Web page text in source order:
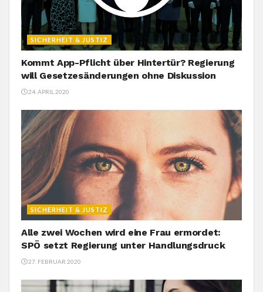
SICHERHEIT & JUSTIZ
Kommt App-Pflicht über Hintertür? Regierung
will Gesetzesänderungen ohne Diskussion
24. APRIL 2020
SICHERHEIT & JUSTIZ
Alle zwei Wochen wird eine Frau ermordet:
SPÖ setzt Regierung unter Handlungsdruck
27. FEBRUAR 2020